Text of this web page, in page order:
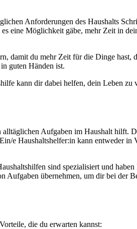
Anforderungen des Haushalts
eine Möglichkeit gäbe, mehr Zeit in
damit du mehr Zeit für die Dinge
guten Händen ist.
kann dir dabei helfen, dein Leben
Aufgaben im Haushalt hilft.
e Haushaltshelfer:in kann entweder
sind spezialisiert und
übernehmen, um dir bei der
die du erwarten kannst: